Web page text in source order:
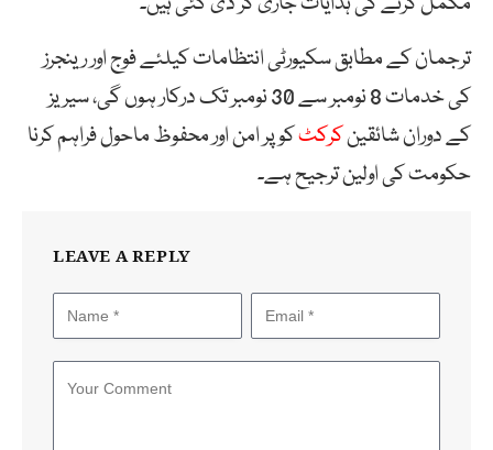
ترجمان کے مطابق سکیورٹی انتظامات کیلئے فوج اور رینجرز
کی خدمات 8 نومبر سے 30 نومبر تک درکار ہوں گی، سیریز
کے دوران شائقینکرکٹکو پر امن اور محفوظ ماحول فراہم کرنا
حکومت کی اولین ترجیح ہے۔
LEAVE A REPLY